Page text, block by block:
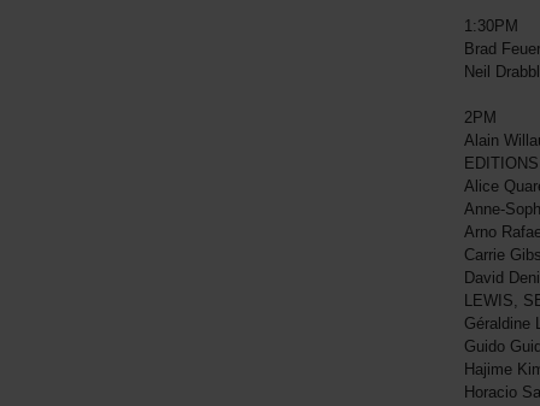
1:30PM
Brad
Neil
2PM
Alain
Alice
Anne-
Arno
Carrie
David
LEWIS,
Géraldine
Guido
Hajime
Horacio